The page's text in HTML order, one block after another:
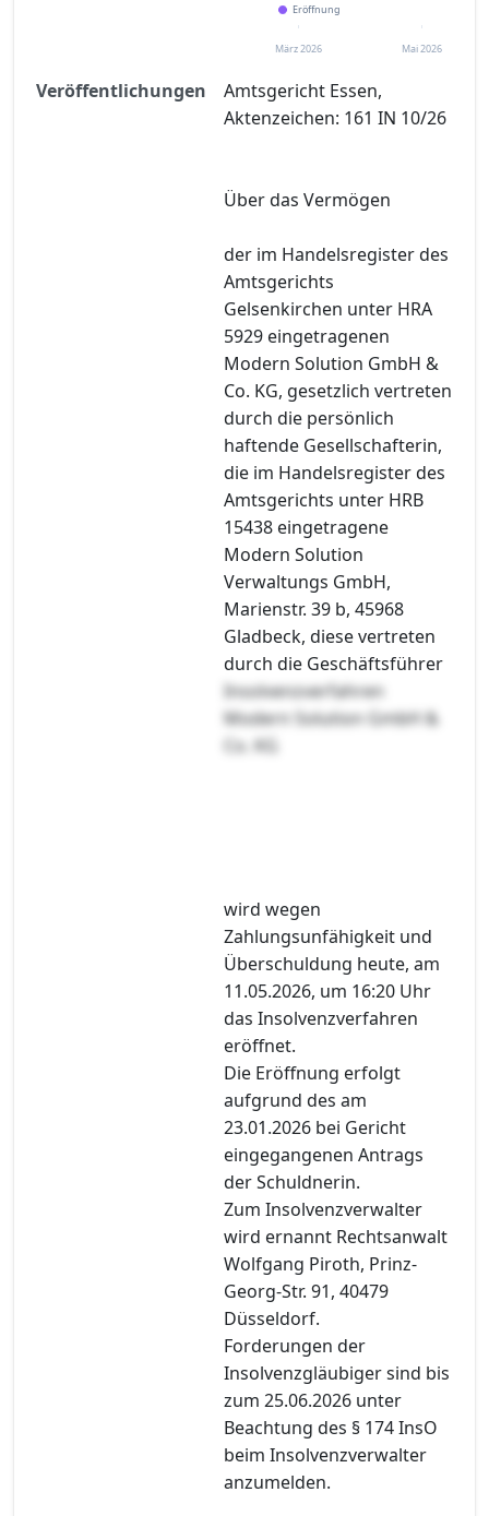
Eröffnung
März 2026 Mai 2026
Veröffentlichungen
Amtsgericht Essen,
Aktenzeichen: 161 IN 10/26
Über das Vermögen
der im Handelsregister des
Amtsgerichts
Gelsenkirchen unter HRA
5929 eingetragenen
Modern Solution GmbH &
Co. KG, gesetzlich vertreten
durch die persönlich
haftende Gesellschafterin,
die im Handelsregister des
Amtsgerichts unter HRB
15438 eingetragene
Modern Solution
Verwaltungs GmbH,
Marienstr. 39 b, 45968
Gladbeck, diese vertreten
durch die Geschäftsführer
Insolvenzverfahren
Modern Solution GmbH &
Co. KG
wird wegen
Zahlungsunfähigkeit und
Überschuldung heute, am
11.05.2026, um 16:20 Uhr
das Insolvenzverfahren
eröffnet.
Die Eröffnung erfolgt
aufgrund des am
23.01.2026 bei Gericht
eingegangenen Antrags
der Schuldnerin.
Zum Insolvenzverwalter
wird ernannt Rechtsanwalt
Wolfgang Piroth, Prinz-
Georg-Str. 91, 40479
Düsseldorf.
Forderungen der
Insolvenzgläubiger sind bis
zum 25.06.2026 unter
Beachtung des § 174 InsO
beim Insolvenzverwalter
anzumelden.